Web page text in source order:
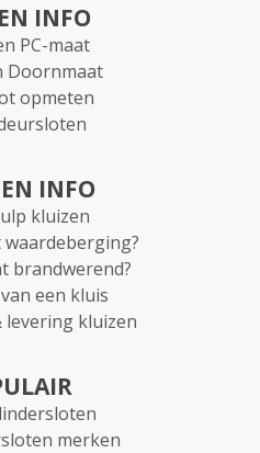
INFO
PC-maat
Doornmaat
opmeten
INFO
kluizen
brandwerend?
een kluis
levering kluizen
merken